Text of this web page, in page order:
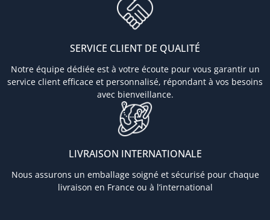
SERVICE CLIENT DE QUALITÉ
Notre équipe dédiée est à votre écoute pour vous garantir un
service client efficace et personnalisé, répondant à vos besoins
avec bienveillance.
LIVRAISON INTERNATIONALE
Nous assurons un emballage soigné et sécurisé pour chaque
livraison en France ou à l’international